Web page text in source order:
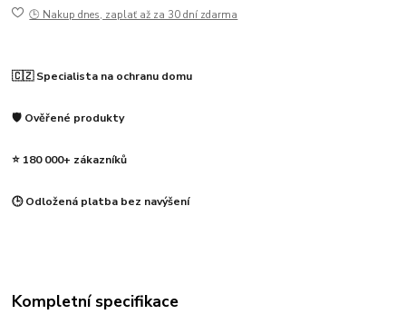
🕒 Nakup dnes, zaplať až za 30 dní zdarma
🇨🇿 Specialista na ochranu domu
🛡️ Ověřené produkty
⭐ 180 000+ zákazníků
🕒 Odložená platba bez navýšení
Kompletní specifikace